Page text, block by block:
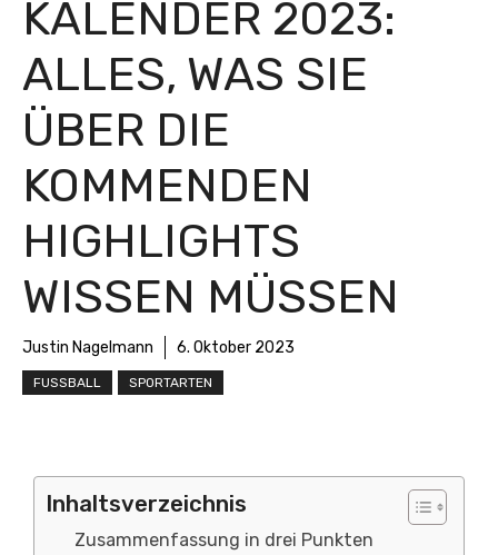
ALENDER 2023: A
LLES, WAS SIE Ü
BER DIE K
OMMENDEN H
IGHLIGHTS W
ISSEN MÜSSEN
Justin Nagelmann 6. Oktober 2023
FUSSBALL SPORTARTEN
Inhaltsverzeichnis
Zusammenfassung in drei Punkten